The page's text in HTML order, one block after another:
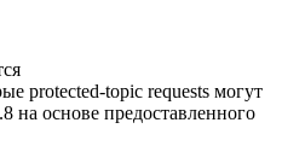
protected-topic requests могут
на основе предоставленного